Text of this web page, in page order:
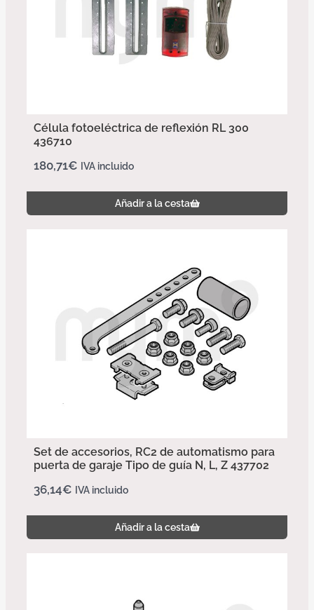
Célula fotoeléctrica de reflexión RL 300
436710
180,71€ IVA incluido
Añadir a la cesta
Set de accesorios, RC2 de automatismo para
puerta de garaje Tipo de guía N, L, Z 437702
36,14€ IVA incluido
Añadir a la cesta